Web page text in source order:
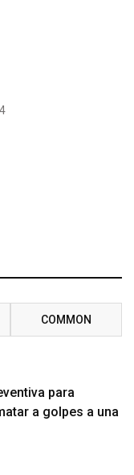
COMMON
para
a golpes a una